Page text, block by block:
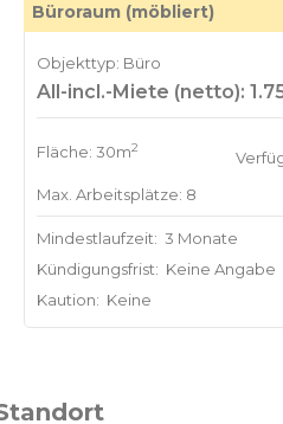
Büroraum (möbliert)
Objekttyp: Büro
All-incl.-Miete (netto):
Fläche: 30m2
Max. Arbeitsplätze: 8
Mindestlaufzeit: 3 Monate
Kündigungsfrist: Keine Angabe
Kaution: Keine